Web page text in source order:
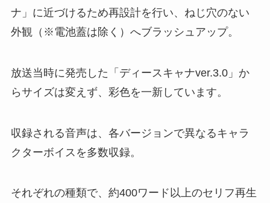
ナ」に近づけるため再設計を行い、ねじ穴のない
外観（※電池蓋は除く）へブラッシュアップ。
放送当時に発売した「ディースキャナver.3.0」か
らサイズは変えず、彩色を一新しています。
収録される音声は、各バージョンで異なるキャラ
クターボイスを多数収録。
それぞれの種類で、約400ワード以上のセリフ再生